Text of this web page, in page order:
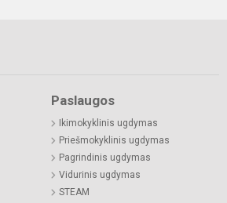
Paslaugos
Ikimokyklinis ugdymas
Priešmokyklinis ugdymas
Pagrindinis ugdymas
Vidurinis ugdymas
STEAM